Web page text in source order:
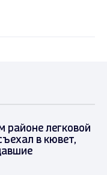
районе легковой
в кювет,